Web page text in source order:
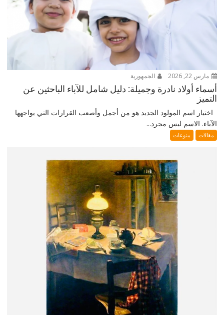
مارس 22, 2026 الجمهورية
أسماء أولاد نادرة وجميلة: دليل شامل للآباء الباحثين عن
التميز
اختيار اسم المولود الجديد هو من أجمل وأصعب القرارات التي يواجهها
الآباء. الاسم ليس مجرد...
مقالات منوعات